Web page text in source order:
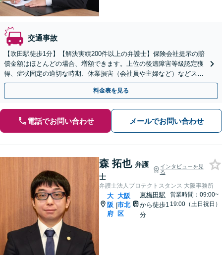
交通事故
【吹田駅徒歩1分】【解決実績200件以上の弁護士】保険会社提示の賠
償金額はほとんどの場合、増額できます。上位の後遺障害等級認定獲
得、症状固定の適切な時期、休業損害（会社員や主婦など）などスピ
ード対応！一人で対応せず、ご相談ください。
料金表を見る
電話でお問い合わせ メールでお問い合わせ
森 拓也 弁護
士
インタビューを見
る
弁護士法人プロテクトスタンス 大阪事務所
大
阪
府
|
大阪
市北
区
東梅田駅
から徒歩1
分
営業時間：09:00~
19:00（土日祝日）